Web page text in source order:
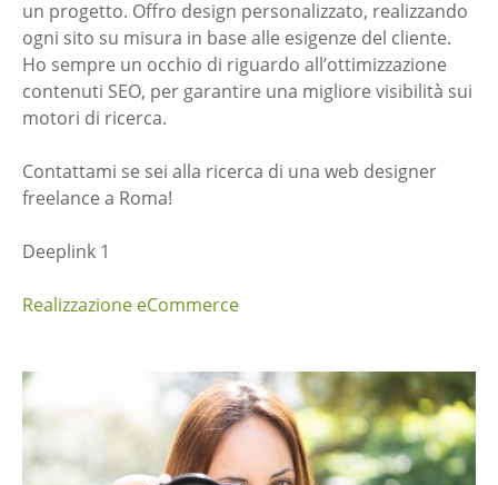
un progetto. Offro design personalizzato, realizzando
ogni sito su misura in base alle esigenze del cliente.
Ho sempre un occhio di riguardo all’ottimizzazione
contenuti SEO, per garantire una migliore visibilità sui
motori di ricerca.
Contattami se sei alla ricerca di una web designer
freelance a Roma!
Deeplink 1
Realizzazione eCommerce